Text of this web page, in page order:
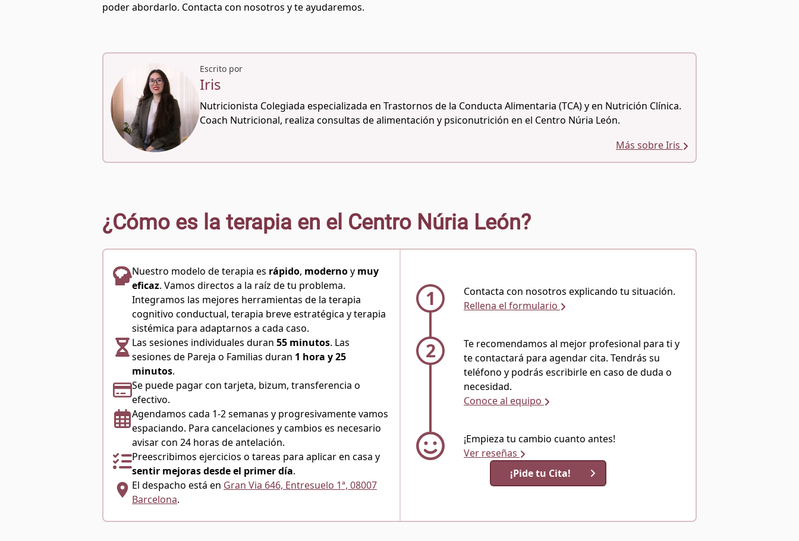
poder abordarlo. Contacta con nosotros y te ayudaremos.
Escrito por
Iris
Nutricionista Colegiada especializada en Trastornos de la Conducta Alimentaria (TCA) y en Nutrición Clínica.
Coach Nutricional, realiza consultas de alimentación y psiconutrición en el Centro Núria León.
Más sobre Iris
¿Cómo es la terapia en el Centro Núria León?
Nuestro modelo de terapia es rápido, modernoy muy
eficaz. Vamos directos a la raíz de tu problema.
Integramos las mejores herramientas de la terapia
cognitivo conductual, terapia breve estratégica y terapia
sistémica para adaptarnos a cada caso.
Las sesiones individuales duran 55 minutos. Las
sesiones de Pareja o Familias duran 1 hora y 25
minutos.
Se puede pagar con tarjeta, bizum, transferencia o
efectivo.
Agendamos cada 1-2 semanas y progresivamente vamos
espaciando. Para cancelaciones y cambios es necesario
avisar con 24 horas de antelación.
Preescribimos ejercicios o tareas para aplicar en casa y
sentir mejoras desde el primer día.
El despacho está en Gran Via 646, Entresuelo 1ª, 08007
Barcelona.
1
Contacta con nosotros explicando tu situación.
Rellena el formulario
2
Te recomendamos al mejor profesional para ti y
te contactará para agendar cita. Tendrás su
teléfono y podrás escribirle en caso de duda o
necesidad.
Conoce al equipo
¡Empieza tu cambio cuanto antes!
Ver reseñas
¡Pide tu Cita!